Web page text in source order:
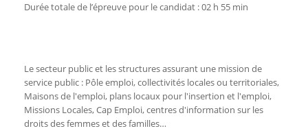
Durée totale de l’épreuve pour le candidat : 02 h 55 min
Le secteur public et les structures assurant une mission de
service public : Pôle emploi, collectivités locales ou territoriales,
Maisons de l'emploi, plans locaux pour l'insertion et l'emploi,
Missions Locales, Cap Emploi, centres d'information sur les
droits des femmes et des familles…